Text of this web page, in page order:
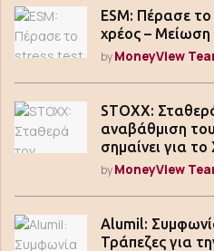
ESM: Πέρασε
χρέος – Μείωση
byMoneyView
STOXX:
αναβάθμιση
σημαίνει για
byMoneyView
Alumil:
Τράπεζες για